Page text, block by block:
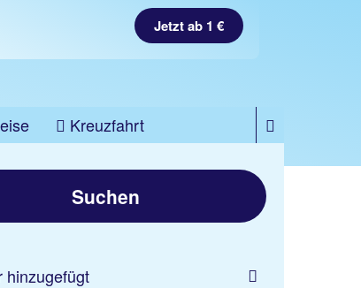
Jetzt ab 1 €
Kreuzfahrt
Suchen
hinzugefügt